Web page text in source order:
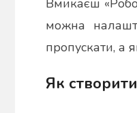
Вмикаєш
можна
пропускати, а
Як